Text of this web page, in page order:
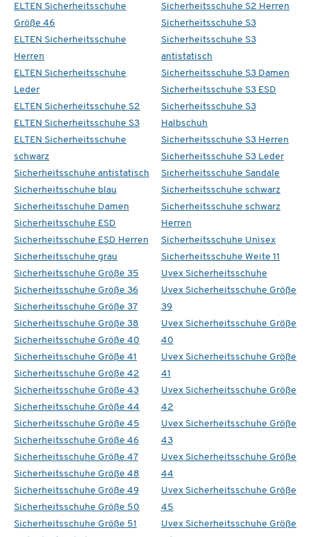
ELTEN Sicherheitsschuhe
Größe 46
ELTEN Sicherheitsschuhe
Herren
ELTEN Sicherheitsschuhe
Leder
ELTEN Sicherheitsschuhe S2
ELTEN Sicherheitsschuhe S3
ELTEN Sicherheitsschuhe
schwarz
Sicherheitsschuhe antistatisch
Sicherheitsschuhe blau
Sicherheitsschuhe Damen
Sicherheitsschuhe ESD
Sicherheitsschuhe ESD Herren
Sicherheitsschuhe grau
Sicherheitsschuhe Größe 35
Sicherheitsschuhe Größe 36
Sicherheitsschuhe Größe 37
Sicherheitsschuhe Größe 38
Sicherheitsschuhe Größe 40
Sicherheitsschuhe Größe 41
Sicherheitsschuhe Größe 42
Sicherheitsschuhe Größe 43
Sicherheitsschuhe Größe 44
Sicherheitsschuhe Größe 45
Sicherheitsschuhe Größe 46
Sicherheitsschuhe Größe 47
Sicherheitsschuhe Größe 48
Sicherheitsschuhe Größe 49
Sicherheitsschuhe Größe 50
Sicherheitsschuhe Größe 51
Sicherheitsschuhe S2 Herren
Sicherheitsschuhe S3
Sicherheitsschuhe S3
antistatisch
Sicherheitsschuhe S3 Damen
Sicherheitsschuhe S3 ESD
Sicherheitsschuhe S3
Halbschuh
Sicherheitsschuhe S3 Herren
Sicherheitsschuhe S3 Leder
Sicherheitsschuhe Sandale
Sicherheitsschuhe schwarz
Sicherheitsschuhe schwarz
Herren
Sicherheitsschuhe Unisex
Sicherheitsschuhe Weite 11
Uvex Sicherheitsschuhe
Uvex Sicherheitsschuhe Größe
39
Uvex Sicherheitsschuhe Größe
40
Uvex Sicherheitsschuhe Größe
41
Uvex Sicherheitsschuhe Größe
42
Uvex Sicherheitsschuhe Größe
43
Uvex Sicherheitsschuhe Größe
44
Uvex Sicherheitsschuhe Größe
45
Uvex Sicherheitsschuhe Größe